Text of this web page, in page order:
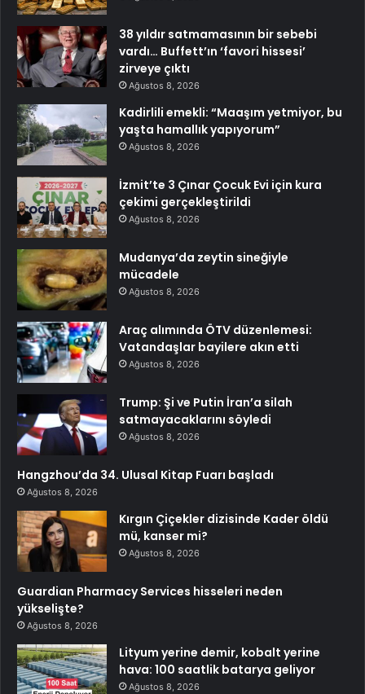
38 yıldır satmamasının bir sebebi
vardı… Buffett’ın ‘favori hissesi’
zirveye çıktı
Ağustos 8, 2026
Kadirlili emekli: “Maaşım yetmiyor, bu
yaşta hamallık yapıyorum”
Ağustos 8, 2026
İzmit’te 3 Çınar Çocuk Evi için kura
çekimi gerçekleştirildi
Ağustos 8, 2026
Mudanya’da zeytin sineğiyle
mücadele
Ağustos 8, 2026
Araç alımında ÖTV düzenlemesi:
Vatandaşlar bayilere akın etti
Ağustos 8, 2026
Trump: Şi ve Putin İran’a silah
satmayacaklarını söyledi
Ağustos 8, 2026
Hangzhou’da 34. Ulusal Kitap Fuarı başladı
Ağustos 8, 2026
Kırgın Çiçekler dizisinde Kader öldü
mü, kanser mi?
Ağustos 8, 2026
Guardian Pharmacy Services hisseleri neden
yükselişte?
Ağustos 8, 2026
Lityum yerine demir, kobalt yerine
hava: 100 saatlik batarya geliyor
Ağustos 8, 2026